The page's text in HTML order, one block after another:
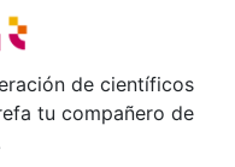
de científicos
tu compañero de